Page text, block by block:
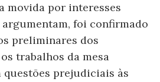
movida por interesses
argumentam, foi confirmado
preliminares dos
trabalhos da mesa
prejudiciais às